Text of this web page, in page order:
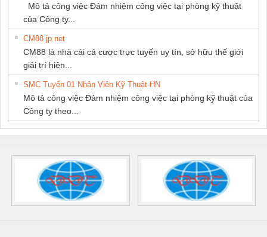
Mô tả công việc Đảm nhiệm công việc tại phòng kỹ thuật
của Công ty...
CM88 jp net
CM88 là nhà cái cá cược trực tuyến uy tín, sở hữu thế giới
giải trí hiện...
SMC Tuyển 01 Nhân Viên Kỹ Thuật-HN
Mô tả công việc Đảm nhiệm công việc tại phòng kỹ thuật của
Công ty theo...